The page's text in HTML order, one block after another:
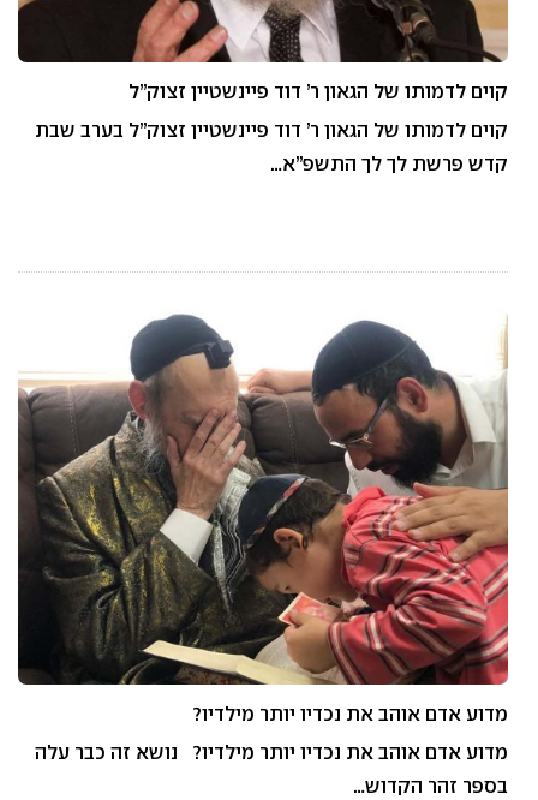
קוים לדמותו של הגאון ר’ דוד פיינשטיין זצוק”ל
קוים לדמותו של הגאון ר’ דוד פיינשטיין זצוק”ל בערב שבת
קדש פרשת לך לך התשפ”א…
מדוע אדם אוהב את נכדיו יותר מילדיו?
מדוע אדם אוהב את נכדיו יותר מילדיו? נושא זה כבר עלה
בספר זהר הקדוש…